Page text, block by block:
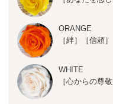
ORANGE
［絆］［信頼
WHITE
［心からの尊